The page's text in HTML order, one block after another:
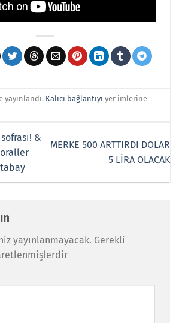
yayınlandı. Kalıcı bağlantıyı yer imlerine
&
MERKE 500 ARTTIRDI DOLAR
5 LİRA OLACAK
yayınlanmayacak. Gerekli